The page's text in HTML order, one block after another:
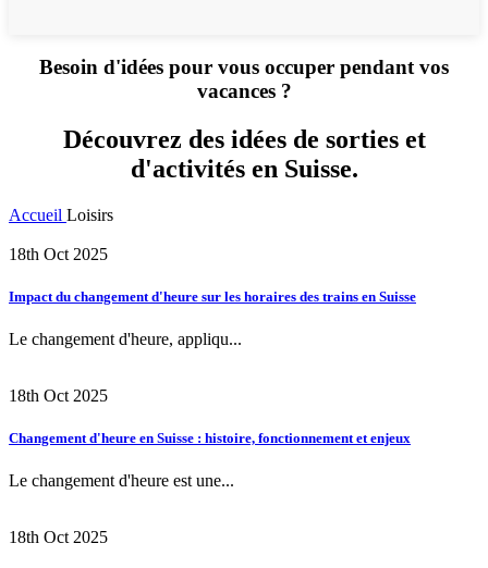
Besoin d'idées pour vous occuper pendant vos
vacances ?
Découvrez des idées de sorties et
d'activités en Suisse.
Accueil Loisirs
18th Oct 2025
Impact du changement d'heure sur les horaires des trains en Suisse
Le changement d'heure, appliqu...
18th Oct 2025
Changement d'heure en Suisse : histoire, fonctionnement et enjeux
Le changement d'heure est une...
18th Oct 2025